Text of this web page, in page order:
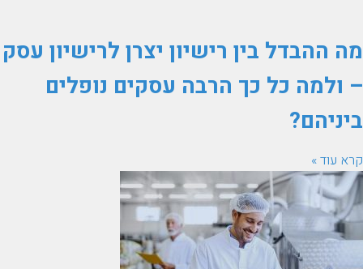
מה ההבדל בין רישיון יצרן לרישיון עסק
– ולמה כל כך הרבה עסקים נופלים
ביניהם?
קרא עוד »